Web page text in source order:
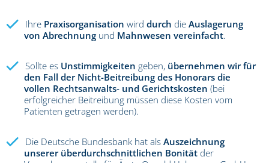
Ihre Praxisorganisation wird durch die Auslagerung
von Abrechnung und Mahnwesen vereinfacht.
Sollte es Unstimmigkeiten geben, übernehmen wir für
den Fall der Nicht-Beitreibung des Honorars die
vollen Rechtsanwalts- und Gerichtskosten (bei
erfolgreicher Beitreibung müssen diese Kosten vom
Patienten getragen werden).
Die Deutsche Bundesbank hat als Auszeichnung
unserer überdurchschnittlichen Bonität der